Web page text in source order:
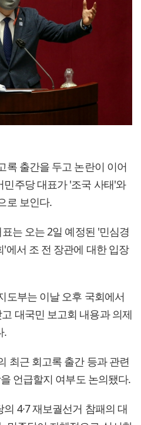
록 출간을 두고 논란이 이어
주당 대표가 '조국 사태'와
로 보인다.
는 오는 2일 예정된 '민심경
에서 조 전 장관에 대한 입장
도부는 이날 오후 국회에서
대국민 보고회 내용과 의제
.
최근 회고록 출간 등과 관련
언급할지 여부도 논의됐다.
4·7 재보궐선거 참패의 대